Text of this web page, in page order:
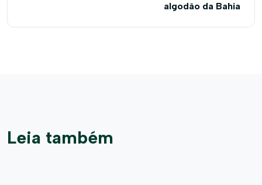
algodão da Bahia
Leia também